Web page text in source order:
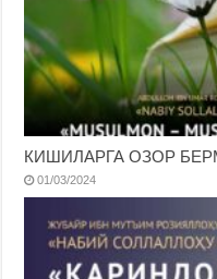
КИШИЛАРГА ОЗОР
01/03/2024